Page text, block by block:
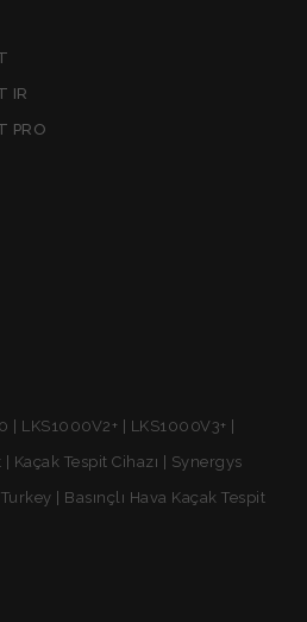
IR
PRO
LKS1000V2+ | LKS1000V3+ |
| Kaçak Tespit Cihazı | Synergys
| Basınçlı Hava Kaçak Tespit